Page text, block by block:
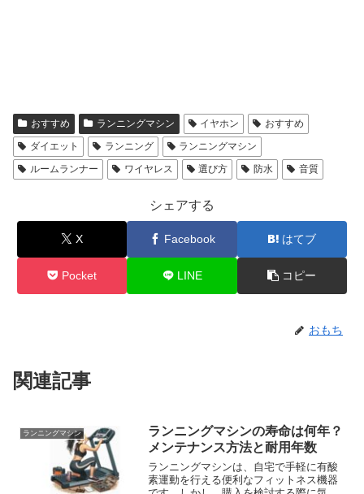
おすすめ ランニングマシン イヤホン
おすすめ
ダイエット
ランニング
ランニングマシン
ルームランナー
ワイヤレス 選び方 防水 音質
シェアする
X Facebook はてブ
Pocket LINE コピー
おもち
関連記事
ランニングマシン
ランニングマシンの寿命は何年？
メンテナンス方法と耐用年数
ランニングマシンは、自宅で手軽に有酸
素運動を行える便利なフィットネス機器